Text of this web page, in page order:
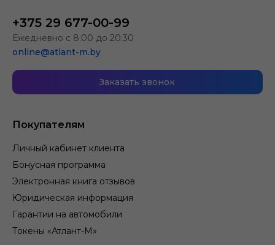
Покупателям
Личный кабинет клиента
Бонусная программа
Электронная книга отзывов
Юридическая информация
Гарантии на автомобили
Токены «Атлант-М»
+375 29 677-00-99
Ежедневно с 8:00 до 20:30
online@atlant-m.by
Заказать звонок